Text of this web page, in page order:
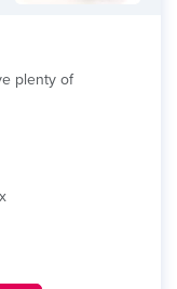
plenty of